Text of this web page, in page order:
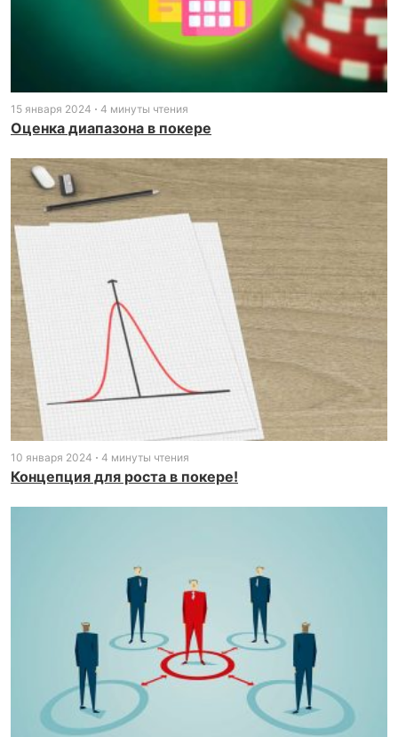
15 января 2024 4 минуты чтения
Оценка диапазона в покере
10 января 2024 4 минуты чтения
Концепция для роста в покере!